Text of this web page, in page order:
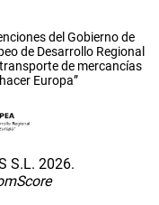
del Gobierno de
de Desarrollo Regional
de mercancías
Europa”
S.L. 2026.